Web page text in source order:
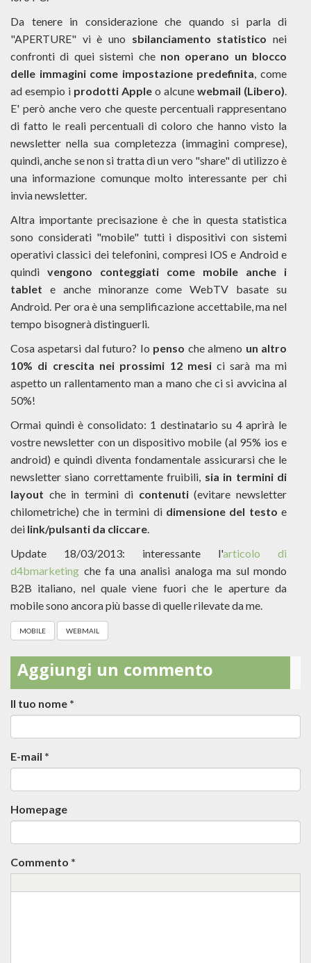
Da tenere in considerazione che quando si parla di
"APERTURE" vi è uno sbilanciamento statistico nei
confronti di quei sistemi che non operano un blocco
delle immagini come impostazione predefinita, come
ad esempio i prodotti Apple o alcune webmail (Libero).
E' però anche vero che queste percentuali rappresentano
di fatto le reali percentuali di coloro che hanno visto la
newsletter nella sua completezza (immagini comprese),
quindi, anche se non si tratta di un vero "share" di utilizzo è
una informazione comunque molto interessante per chi
invia newsletter.
Altra importante precisazione è che in questa statistica
sono considerati "mobile" tutti i dispositivi con sistemi
operativi classici dei telefonini, compresi IOS e Android e
quindi vengono conteggiati come mobile anche i
tablet e anche minoranze come WebTV basate su
Android. Per ora è una semplificazione accettabile, ma nel
tempo bisognerà distinguerli.
Cosa aspetarsi dal futuro? Io penso che almeno un altro
10% di crescita nei prossimi 12 mesici sarà ma mi
aspetto un rallentamento man a mano che ci si avvicina al
50%!
Ormai quindi è consolidato: 1 destinatario su 4 aprirà le
vostre newsletter con un dispositivo mobile (al 95% ios e
android) e quindi diventa fondamentale assicurarsi che le
newsletter siano correttamente fruibili, sia in termini di
layout che in termini di contenuti(evitare newsletter
chilometriche) che in termini di dimensione del testo e
dei link/pulsanti da cliccare.
Update 18/03/2013: interessante l'articolo di
d4bmarketing che fa una analisi analoga ma sul mondo
B2B italiano, nel quale viene fuori che le aperture da
mobile sono ancora più basse di quelle rilevate da me.
MOBILE WEBMAIL
Aggiungi un commento
Il tuo nome *
E-mail *
Homepage
Commento *